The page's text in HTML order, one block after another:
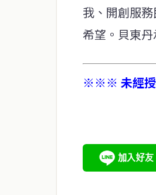
我、開創服
希望。貝東
※※※ 未經